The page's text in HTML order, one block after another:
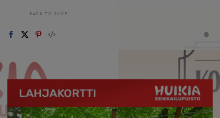
BACK TO SHOP